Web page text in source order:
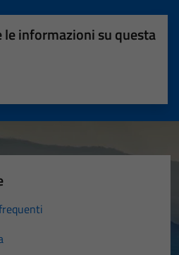
le informazioni su questa
su 5
su 5
5